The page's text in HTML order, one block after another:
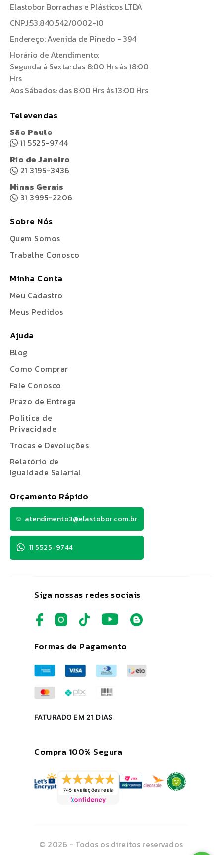
Siga nossas redes sociais
Formas de Pagamento
FATURADO EM 21 DIAS
Compra 100% Segura
745 avaliações reais
Elastobor Borrachas e Plásticos LTDA
CNPJ:53.840.542/0002-10
Endereço: Avenida de Pinedo - 394
Horário de Atendimento:
Segunda à Sexta: das 8:00 Hrs às 18:00
Hrs
Aos Sábados: das 8:00 Hrs às 13:00 Hrs
Televendas
São Paulo
11 5525-9744
Rio de Janeiro
21 3195-3436
Minas Gerais
31 3995-2206
Sobre Nós
Quem Somos
Trabalhe Conosco
Minha Conta
Meu Cadastro
Meus Pedidos
Ajuda
Blog
Como Comprar
Fale Conosco
Prazo de Entrega
Politica de
Privacidade
Trocas e Devoluções
Relatório de
Igualdade Salarial
Orçamento Rápido
atendimento3@elastobor.com.br
11 5525-9744
© 2026 - Todos os direitos reservados